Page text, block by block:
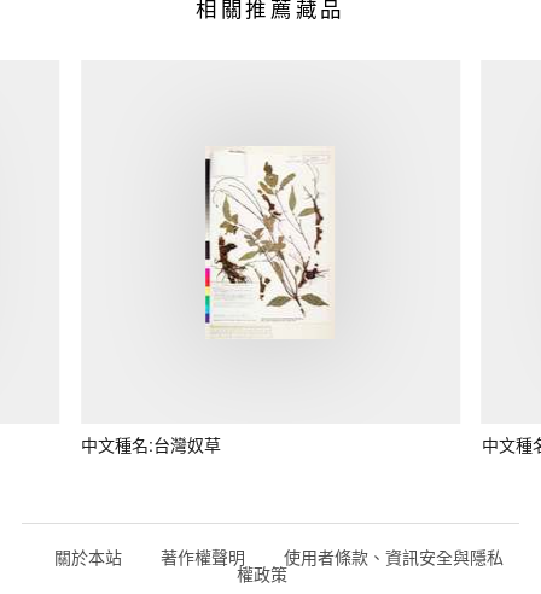
相關推薦藏品
中文種名:台灣奴草 中文種
關於本站 著作權聲明 使用者條款、資訊安全與隱私
權政策